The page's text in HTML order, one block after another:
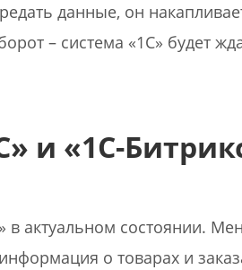
данные, он
– система «1С» будет
и «1С-
в актуальном состоянии.
о товарах и